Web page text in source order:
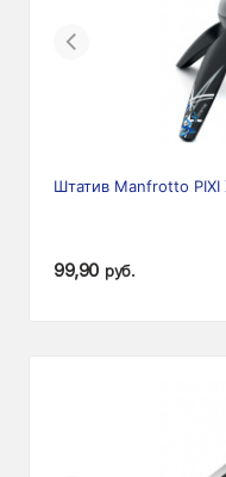
Previous
Штатив Manfrotto PIXI
99,90 руб.